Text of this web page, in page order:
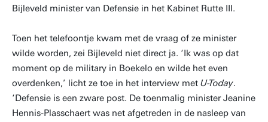
Bijleveld minister van Defensie in het Kabinet Rutte III.
Toen het telefoontje kwam met de vraag of ze minister
wilde worden, zei Bijleveld niet direct ja. ‘Ik was op dat
moment op de military in Boekelo en wilde het even
overdenken,’ licht ze toe in het interview met U-Today.
‘Defensie is een zware post. De toenmalig minister Jeanine
Hennis-Plasschaert was net afgetreden in de nasleep van